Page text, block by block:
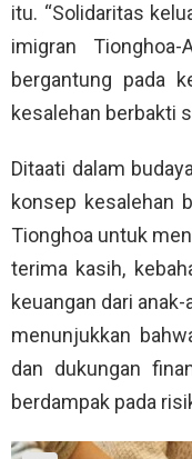
itu. “Solidaritas
imigran
bergantung pada
kesalehan berbakti
Ditaati dalam
konsep kesalehan
Tionghoa untuk
terima kasih,
keuangan dari
menunjukkan
dan dukungan
berdampak pada